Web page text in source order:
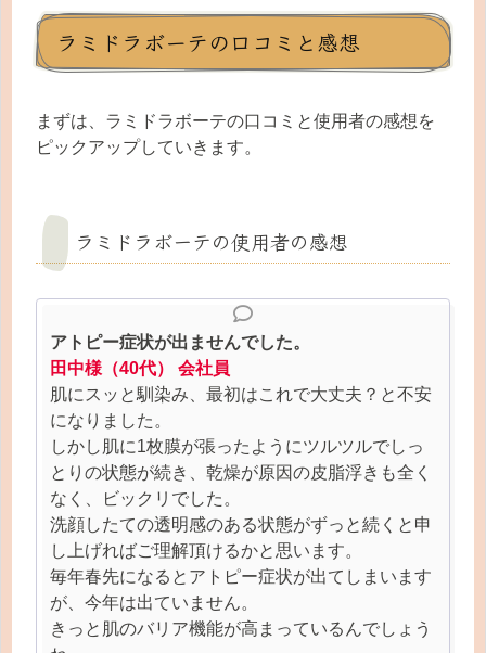
ラミドラボーテの口コミと感想
まずは、ラミドラボーテの口コミと使用者の感想を
ピックアップしていきます。
ラミドラボーテの使用者の感想
アトピー症状が出ませんでした。
田中様（40代） 会社員
肌にスッと馴染み、最初はこれで大丈夫？と不安
になりました。
しかし肌に1枚膜が張ったようにツルツルでしっ
とりの状態が続き、乾燥が原因の皮脂浮きも全く
なく、ビックリでした。
洗顔したての透明感のある状態がずっと続くと申
し上げればご理解頂けるかと思います。
毎年春先になるとアトピー症状が出てしまいます
が、今年は出ていません。
きっと肌のバリア機能が高まっているんでしょう